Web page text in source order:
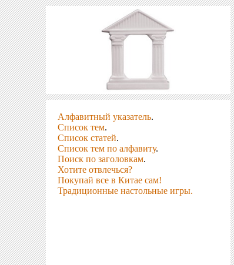
Алфавитный указатель.
Список тем.
Список статей.
Список тем по алфавиту.
Поиск по заголовкам.
Хотите отвлечься?
Покупай все в Китае сам!
Традиционные настольные игры.